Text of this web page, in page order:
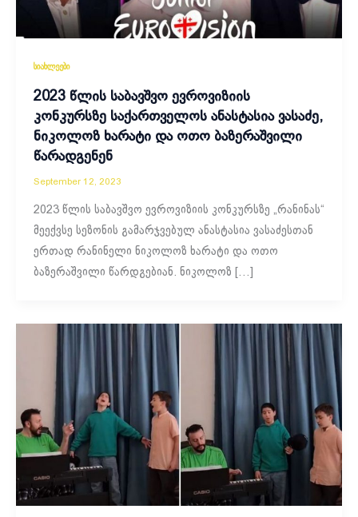
სიახლეები
2023 წლის საბავშვო ევროვიზიის
კონკურსზე საქართველოს ანასტასია ვასაძე,
ნიკოლოზ ხარატი და ოთო ბაზერაშვილი
წარადგენენ
September 12, 2023
2023 წლის საბავშვო ევროვიზიის კონკურსზე „რანინას“
მეექვსე სეზონის გამარჯვებულ ანასტასია ვასაძესთან
ერთად რანინელი ნიკოლოზ ხარატი და ოთო
ბაზერაშვილი წარდგებიან. ნიკოლოზ […]